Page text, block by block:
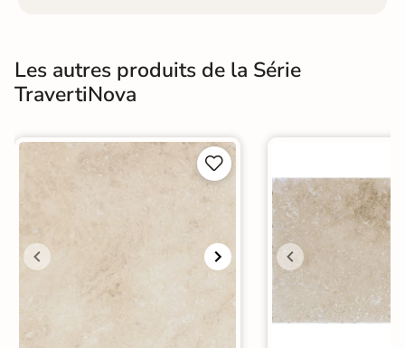
Les autres produits de la Série
TravertiNova

